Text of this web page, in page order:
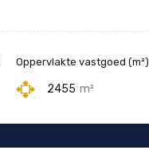
Oppervlakte vastgoed (m²)
2455 m²